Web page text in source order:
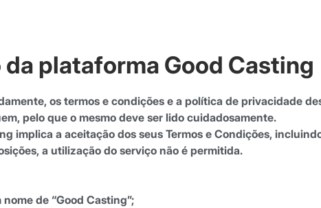
plataforma Good Casting
os termos e condições e a política de privacidade
pelo que o mesmo deve ser lido cuidadosamente.
implica a aceitação dos seus Termos e Condições,
a utilização do serviço não é permitida.
de “Good Casting”;